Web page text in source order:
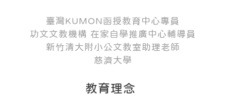
臺灣KUMON函授教育中心專員
功文文教機構 在家自學推廣中心輔導員
新竹清大附小公文教室助理老師
慈濟大學
教育理念